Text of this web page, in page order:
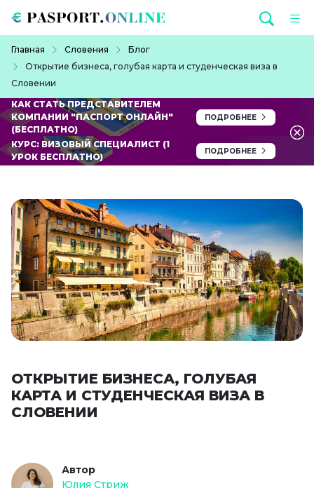
Главная Словения
Блог
Открытие бизнеса, голубая карта и студенческая виза в
Словении
КАК СТАТЬ ПРЕДСТАВИТЕЛЕМ
КОМПАНИИ "ПАСПОРТ ОНЛАЙН"
(БЕСПЛАТНО)
ПОДРОБНЕЕ
КУРС: ВИЗОВЫЙ СПЕЦИАЛИСТ (1
УРОК БЕСПЛАТНО)
ПОДРОБНЕЕ
ОТКРЫТИЕ БИЗНЕСА, ГОЛУБАЯ
КАРТА И СТУДЕНЧЕСКАЯ ВИЗА В
СЛОВЕНИИ
Автор
Юлия Стриж